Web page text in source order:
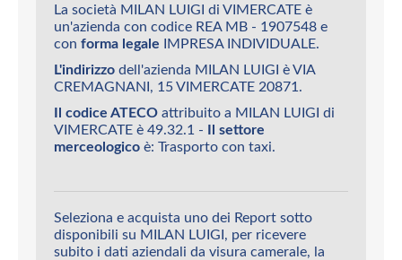
La società MILAN LUIGI di VIMERCATE è
un'azienda con codice REA MB - 1907548 e
con forma legale IMPRESA INDIVIDUALE.
L'indirizzo dell'azienda MILAN LUIGI è VIA
CREMAGNANI, 15 VIMERCATE 20871.
Il codice ATECO attribuito a MILAN LUIGI di
VIMERCATE è 49.32.1 - Il settore
merceologico è: Trasporto con taxi.
Seleziona e acquista uno dei Report sotto
disponibili su MILAN LUIGI, per ricevere
subito i dati aziendali da visura camerale, la